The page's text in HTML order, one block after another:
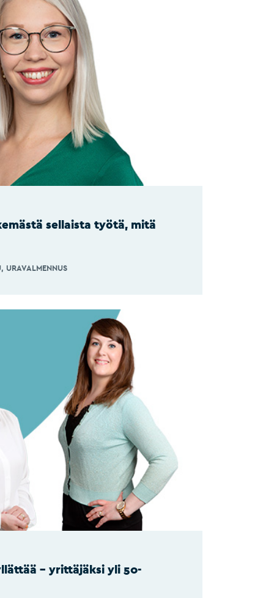
sellaista työtä, mitä
URAVALMENNUS
– yrittäjäksi yli 50-